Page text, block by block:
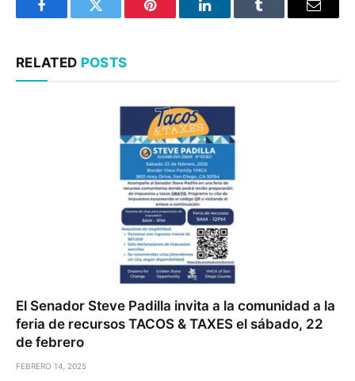
FacebookTwitter Pinterest LinkedInTumblr Email
RELATED POSTS
El Senador Steve Padilla invita a la comunidad a la
feria de recursos TACOS & TAXES el sábado, 22
de febrero
FEBRERO 14, 2025